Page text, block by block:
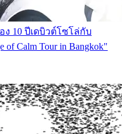
10 ปีเดบิวต์โซโล่กับ
Calm Tour in Bangkok"